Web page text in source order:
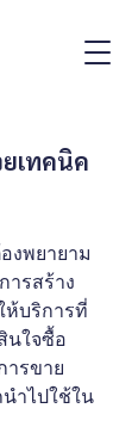
เทคนิค
งพยายาม
ารสร้าง
ห้บริการที่
นใจซื้อ
ารขาย
ำไปใช้ใน